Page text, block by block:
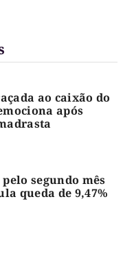
ao caixão do
após
segundo mês
queda de 9,47%